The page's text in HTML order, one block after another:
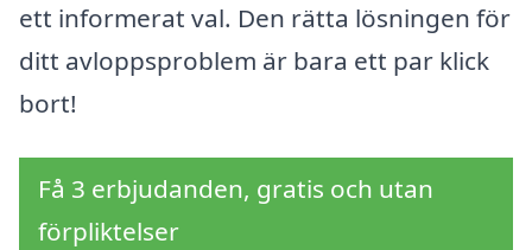
ett informerat val. Den rätta lösningen för
ditt avloppsproblem är bara ett par klick
bort!
Få 3 erbjudanden, gratis och utan
förpliktelser